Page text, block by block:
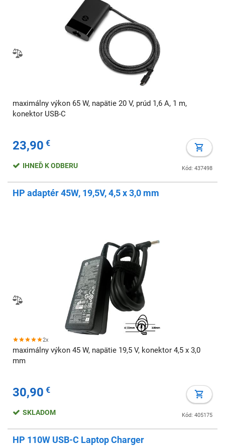
maximálny výkon 65 W, napätie 20 V, prúd 1,6 A, 1 m,
konektor USB-C
23,90 €
Kód: 437498
IHNEĎ K ODBERU
HP adaptér 45W, 19,5V, 4,5 x 3,0 mm
2x
maximálny výkon 45 W, napätie 19,5 V, konektor 4,5 x 3,0
mm
30,90 €
Kód: 405175
SKLADOM
HP 110W USB-C Laptop Charger